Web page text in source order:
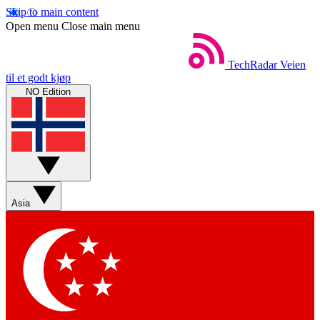
Skip to main content
Open menu Close main menu
TechRadar Veien
til et godt kjøp
NO Edition
Asia